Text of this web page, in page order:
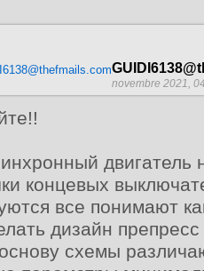
novembre 2021,
двигатель
концевых
все понимают
дизайн
схемы